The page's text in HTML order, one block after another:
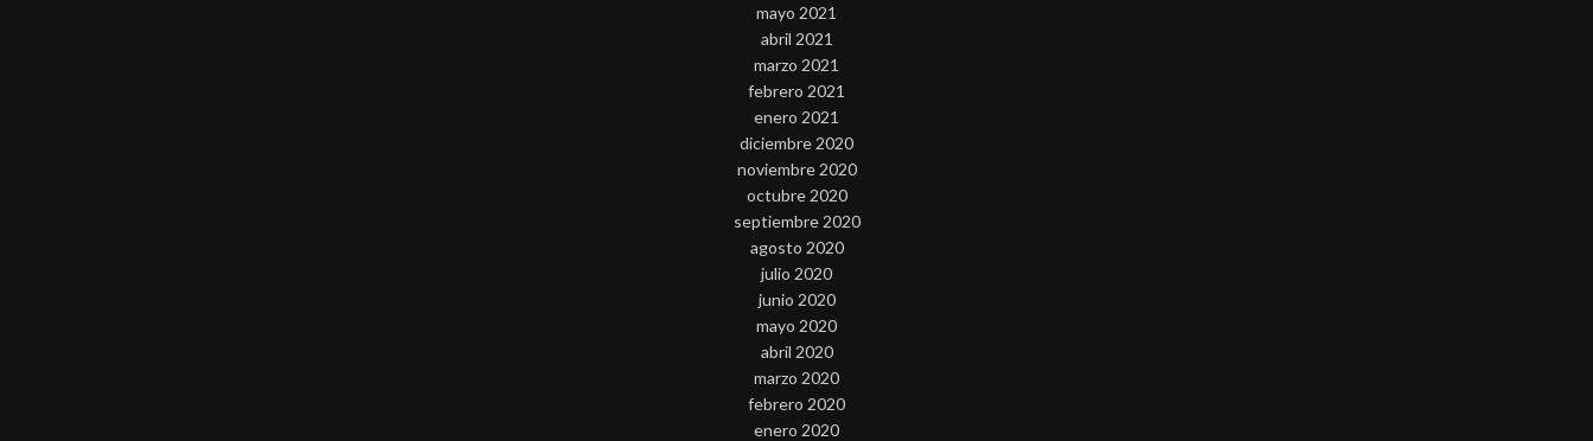
mayo 2021
abril 2021
marzo 2021
febrero 2021
enero 2021
diciembre 2020
noviembre 2020
octubre 2020
septiembre 2020
agosto 2020
julio 2020
junio 2020
mayo 2020
abril 2020
marzo 2020
febrero 2020
enero 2020